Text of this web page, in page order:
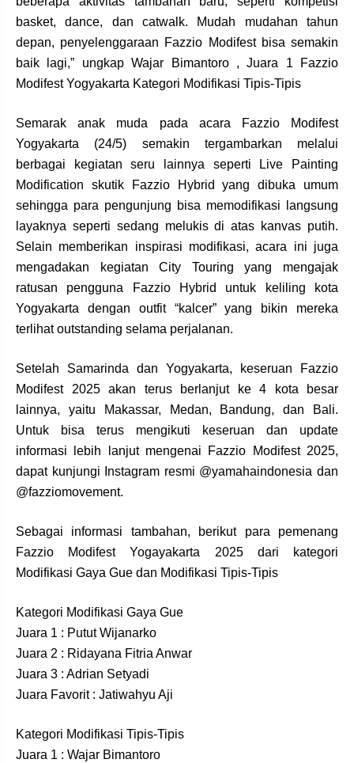
basket, dance, dan catwalk. Mudah mudahan tahun
depan, penyelenggaraan Fazzio Modifest bisa semakin
baik lagi,” ungkap Wajar Bimantoro , Juara 1 Fazzio
Modifest Yogyakarta Kategori Modifikasi Tipis-Tipis
Semarak anak muda pada acara Fazzio Modifest
Yogyakarta (24/5) semakin tergambarkan melalui
berbagai kegiatan seru lainnya seperti Live Painting
Modification skutik Fazzio Hybrid yang dibuka umum
sehingga para pengunjung bisa memodifikasi langsung
layaknya seperti sedang melukis di atas kanvas putih.
Selain memberikan inspirasi modifikasi, acara ini juga
mengadakan kegiatan City Touring yang mengajak
ratusan pengguna Fazzio Hybrid untuk keliling kota
Yogyakarta dengan outfit “kalcer” yang bikin mereka
terlihat outstanding selama perjalanan.
Setelah Samarinda dan Yogyakarta, keseruan Fazzio
Modifest 2025 akan terus berlanjut ke 4 kota besar
lainnya, yaitu Makassar, Medan, Bandung, dan Bali.
Untuk bisa terus mengikuti keseruan dan update
informasi lebih lanjut mengenai Fazzio Modifest 2025,
dapat kunjungi Instagram resmi @yamahaindonesia dan
@fazziomovement.
Sebagai informasi tambahan, berikut para pemenang
Fazzio Modifest Yogayakarta 2025 dari kategori
Modifikasi Gaya Gue dan Modifikasi Tipis-Tipis
Kategori Modifikasi Gaya Gue
Juara 1 : Putut Wijanarko
Juara 2 : Ridayana Fitria Anwar
Juara 3 : Adrian Setyadi
Juara Favorit : Jatiwahyu Aji
Kategori Modifikasi Tipis-Tipis
Juara 1 : Wajar Bimantoro